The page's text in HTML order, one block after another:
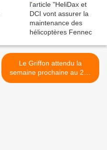
Le Griffon attendu la
semaine prochaine au 21e
RIMa. >